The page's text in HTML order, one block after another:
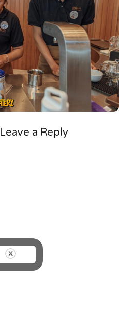
Leave a Reply